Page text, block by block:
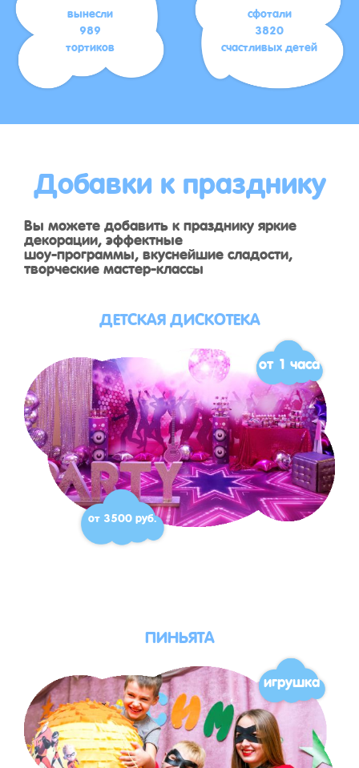
вынесли
989
тортиков
сфотали
3820
счастливых детей
Добавки к празднику
Вы можете добавить к празднику яркие
декорации, эффектные
шоу-программы, вкуснейшие сладости,
творческие мастер-классы
ДЕТСКАЯ ДИСКОТЕКА
от 1 часа
от 3500 руб.
ПИНЬЯТА
игрушка